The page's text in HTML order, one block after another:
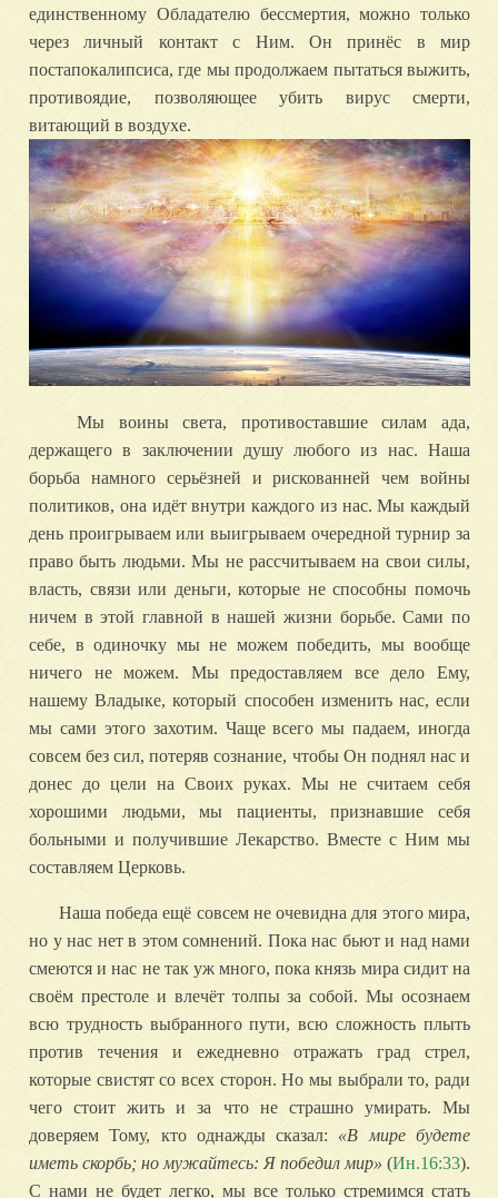
единственному Обладателю бессмертия, можно только
через личный контакт с Ним. Он принёс в мир
постапокалипсиса, где мы продолжаем пытаться выжить,
противоядие, позволяющее убить вирус смерти,
витающий в воздухе.
Мы воины света, противоставшие силам ада,
держащего в заключении душу любого из нас. Наша
борьба намного серьёзней и рискованней чем войны
политиков, она идёт внутри каждого из нас. Мы каждый
день проигрываем или выигрываем очередной турнир за
право быть людьми. Мы не рассчитываем на свои силы,
власть, связи или деньги, которые не способны помочь
ничем в этой главной в нашей жизни борьбе. Сами по
себе, в одиночку мы не можем победить, мы вообще
ничего не можем. Мы предоставляем все дело Ему,
нашему Владыке, который способен изменить нас, если
мы сами этого захотим. Чаще всего мы падаем, иногда
совсем без сил, потеряв сознание, чтобы Он поднял нас и
донес до цели на Своих руках. Мы не считаем себя
хорошими людьми, мы пациенты, признавшие себя
больными и получившие Лекарство. Вместе с Ним мы
составляем Церковь.
Наша победа ещё совсем не очевидна для этого мира,
но у нас нет в этом сомнений. Пока нас бьют и над нами
смеются и нас не так уж много, пока князь мира сидит на
своём престоле и влечёт толпы за собой. Мы осознаем
всю трудность выбранного пути, всю сложность плыть
против течения и ежедневно отражать град стрел,
которые свистят со всех сторон. Но мы выбрали то, ради
чего стоит жить и за что не страшно умирать. Мы
доверяем Тому, кто однажды сказал: «В мире будете
иметь скорбь; но мужайтесь: Я победил мир» (Ин.16:33).
С нами не будет легко, мы все только стремимся стать